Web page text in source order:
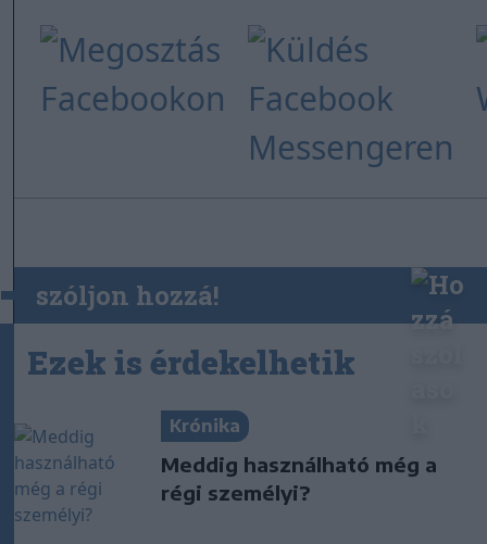
szóljon hozzá!
Ezek is érdekelhetik
Krónika
Meddig használható még a
régi személyi?